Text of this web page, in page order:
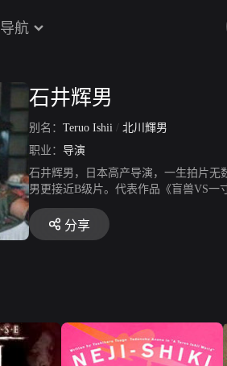
导航
石井辉男
别名： Teruo Ishii / 北川輝男
职业： 导演
石井辉男，日本高产导演，一生拍片无
男更接近B级片。代表作品《盲兽VS一
分享